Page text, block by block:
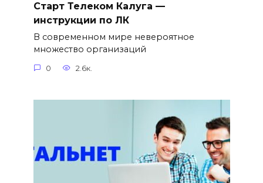
Старт Телеком Калуга —
инструкции по ЛК
В современном мире невероятное
множество организаций
0 2.6к.